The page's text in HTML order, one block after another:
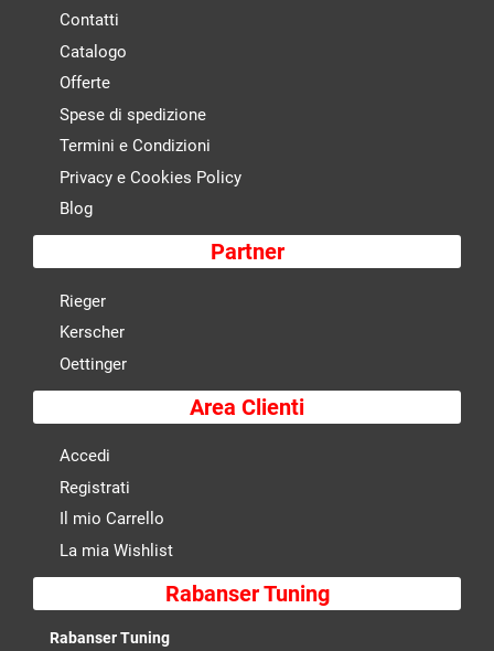
Contatti
Catalogo
Offerte
Spese di spedizione
Termini e Condizioni
Privacy e Cookies Policy
Blog
Partner
Rieger
Kerscher
Oettinger
Area Clienti
Accedi
Registrati
Il mio Carrello
La mia Wishlist
Rabanser Tuning
Rabanser Tuning